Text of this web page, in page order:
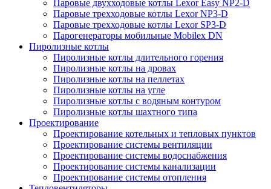
Паровые двухходовые котлы Lexor Easy NP2-D
Паровые трехходовые котлы Lexor NP3-D
Паровые трехходовые котлы Lexor SP3-D
Парогенераторы мобильные Mobilex DN
Пиролизные котлы
Пиролизные котлы длительного горения
Пиролизные котлы на дровах
Пиролизные котлы на пеллетах
Пиролизные котлы на угле
Пиролизные котлы с водяным контуром
Пиролизные котлы шахтного типа
Проектирование
Проектирование котельных и тепловых пунктов
Проектирование системы вентиляции
Проектирование системы водоснабжения
Проектирование системы канализации
Проектирование системы отопления